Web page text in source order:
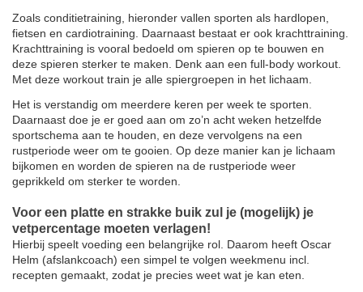
Zoals conditietraining, hieronder vallen sporten als hardlopen,
fietsen en cardiotraining. Daarnaast bestaat er ook krachttraining.
Krachttraining is vooral bedoeld om spieren op te bouwen en
deze spieren sterker te maken. Denk aan een full-body workout.
Met deze workout train je alle spiergroepen in het lichaam.
Het is verstandig om meerdere keren per week te sporten.
Daarnaast doe je er goed aan om zo’n acht weken hetzelfde
sportschema aan te houden, en deze vervolgens na een
rustperiode weer om te gooien. Op deze manier kan je lichaam
bijkomen en worden de spieren na de rustperiode weer
geprikkeld om sterker te worden.
Voor een platte en strakke buik zul je (mogelijk) je
vetpercentage moeten verlagen!
Hierbij speelt voeding een belangrijke rol. Daarom heeft Oscar
Helm (afslankcoach) een simpel te volgen weekmenu incl.
recepten gemaakt, zodat je precies weet wat je kan eten.